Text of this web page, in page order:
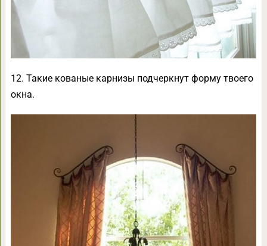
12. Такие кованые карнизы подчеркнут форму твоего
окна.